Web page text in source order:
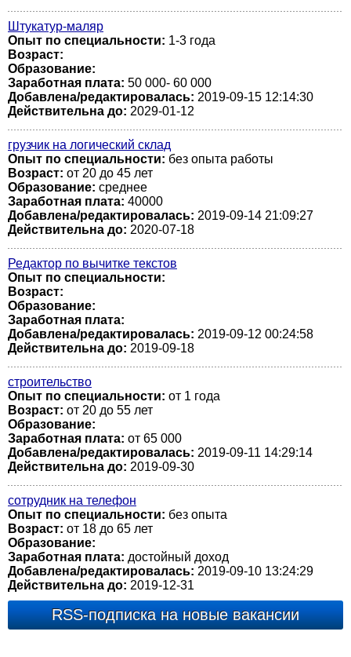
Штукатур-маляр
Опыт по специальности: 1-3 года
Возраст:
Образование:
Заработная плата: 50 000- 60 000
Добавлена/редактировалась: 2019-09-15 12:14:30
Действительна до: 2029-01-12
грузчик на логический склад
Опыт по специальности: без опыта работы
Возраст: от 20 до 45 лет
Образование: среднее
Заработная плата: 40000
Добавлена/редактировалась: 2019-09-14 21:09:27
Действительна до: 2020-07-18
Редактор по вычитке текстов
Опыт по специальности:
Возраст:
Образование:
Заработная плата:
Добавлена/редактировалась: 2019-09-12 00:24:58
Действительна до: 2019-09-18
строительство
Опыт по специальности: от 1 года
Возраст: от 20 до 55 лет
Образование:
Заработная плата: от 65 000
Добавлена/редактировалась: 2019-09-11 14:29:14
Действительна до: 2019-09-30
сотрудник на телефон
Опыт по специальности: без опыта
Возраст: от 18 до 65 лет
Образование:
Заработная плата: достойный доход
Добавлена/редактировалась: 2019-09-10 13:24:29
Действительна до: 2019-12-31
RSS-подписка на новые вакансии